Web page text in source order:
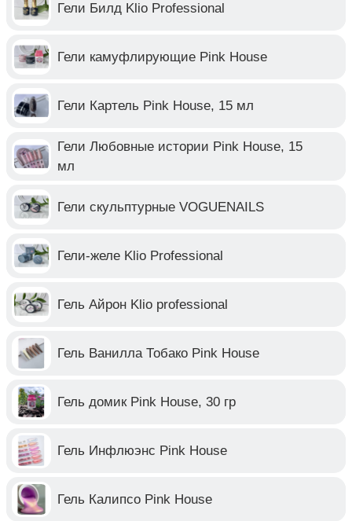
Гели Билд Klio Professional
Гели камуфлирующие Pink House
Гели Картель Pink House, 15 мл
Гели Любовные истории Pink House, 15
мл
Гели скульптурные VOGUENAILS
Гели-желе Klio Professional
Гель Айрон Klio professional
Гель Ванилла Тобако Pink House
Гель домик Pink House, 30 гр
Гель Инфлюэнс Pink House
Гель Калипсо Pink House